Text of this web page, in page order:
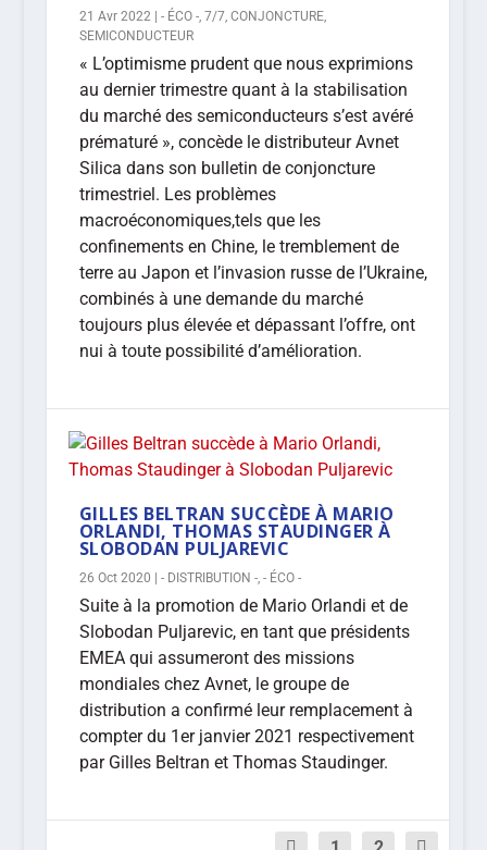
21 Avr 2022| - ÉCO -, 7/7, CONJONCTURE,
SEMICONDUCTEUR
« L’optimisme prudent que nous exprimions
au dernier trimestre quant à la stabilisation
du marché des semiconducteurs s’est avéré
prématuré », concède le distributeur Avnet
Silica dans son bulletin de conjoncture
trimestriel. Les problèmes
macroéconomiques,tels que les
confinements en Chine, le tremblement de
terre au Japon et l’invasion russe de l’Ukraine,
combinés à une demande du marché
toujours plus élevée et dépassant l’offre, ont
nui à toute possibilité d’amélioration.
GILLES BELTRAN SUCCÈDE À MARIO
ORLANDI, THOMAS STAUDINGER À
SLOBODAN PULJAREVIC
26 Oct 2020 - DISTRIBUTION -, - ÉCO -
Suite à la promotion de Mario Orlandi et de
Slobodan Puljarevic, en tant que présidents
EMEA qui assumeront des missions
mondiales chez Avnet, le groupe de
distribution a confirmé leur remplacement à
compter du 1er janvier 2021 respectivement
par Gilles Beltran et Thomas Staudinger.